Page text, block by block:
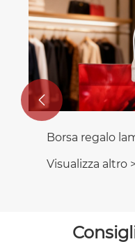
Borsa per
laminato in PE
Visualizza altro
